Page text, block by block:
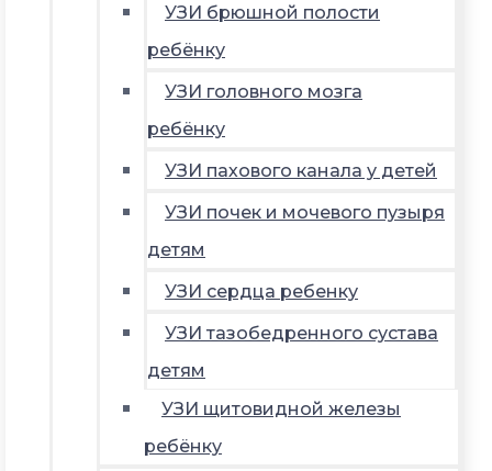
УЗИ брюшной полости
ребёнку
УЗИ головного мозга
ребёнку
УЗИ пахового канала у детей
УЗИ почек и мочевого пузыря
детям
УЗИ сердца ребенку
УЗИ тазобедренного сустава
детям
УЗИ щитовидной железы
ребёнку